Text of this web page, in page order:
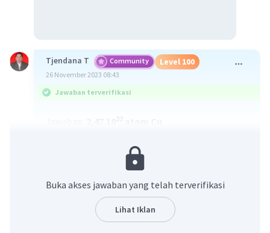
Tjendana T Community Level 100
26 November 2023 08:43
Jawaban terverifikasi
Diketahui komposisi campuran 92,5% perak dan
sisanya tembaga.
% tembaga: 100 - 92,5 = 7,5
Dlm 35 g perhiasan tsb maka
Buka akses jawaban yang telah terverifikasi
Lihat Iklan